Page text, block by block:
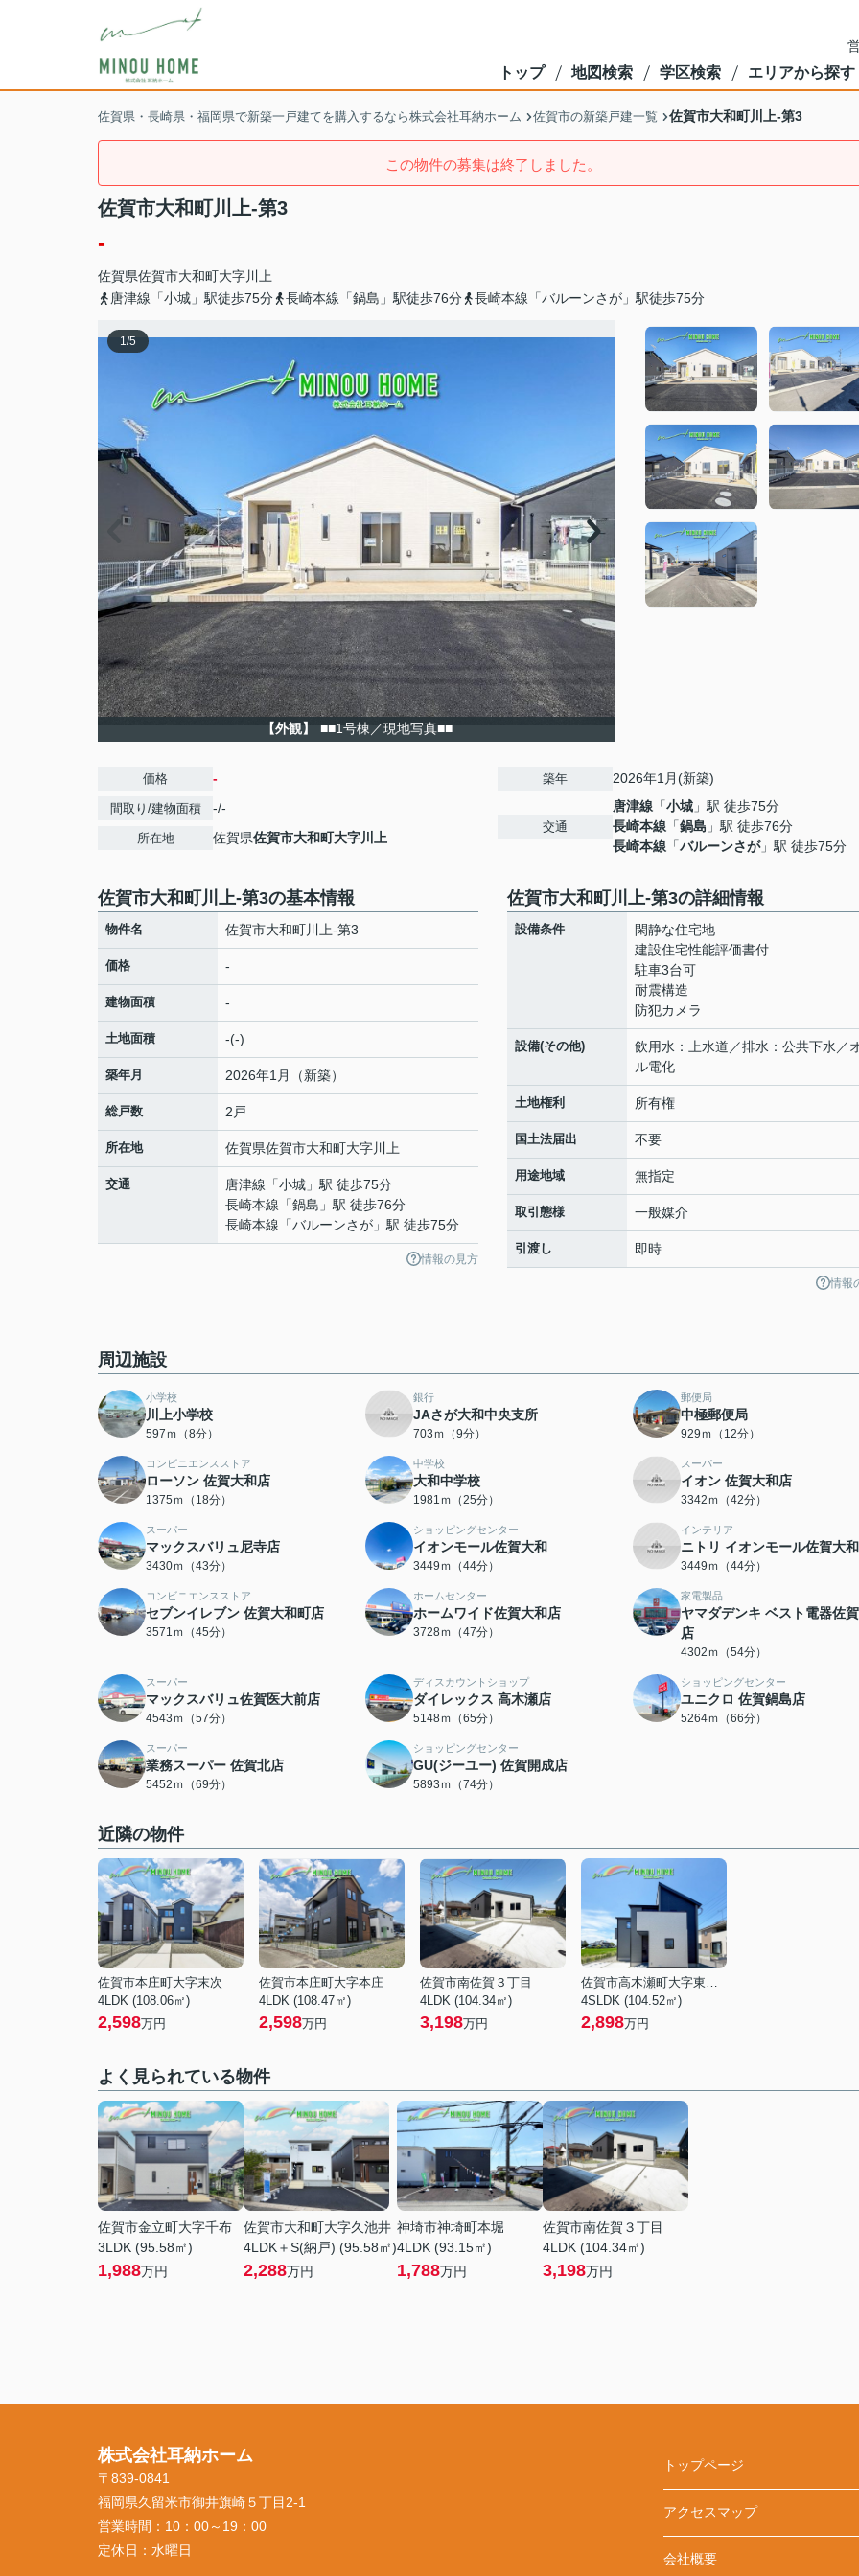
トップ 地図検索 学区検索 エリアから探す
佐賀県・長崎県・福岡県で新築一戸建てを購入するなら株式会社耳納ホーム 佐賀市の新築戸建一覧 佐賀市大和町川上-第3
この物件の募集は終了しました。
佐賀市大和町川上-第3
-
佐賀県佐賀市大和町大字川上
唐津線「小城」駅徒歩75分
長崎本線「鍋島」駅徒歩76分 長崎本線「バルーンさが」駅徒歩75分
1/5
【外観】 ■■1号棟／現地写真■■
価格 -
間取り/建物面積 -/-
所在地 佐賀県佐賀市大和町大字川上
築年 2026年1月(新築)
交通
唐津線 「小城 」駅 徒歩75分
長崎本線 「鍋島 」駅 徒歩76分
長崎本線 「バルーンさが」駅 徒歩75分
佐賀市大和町川上-第3の基本情報
物件名 佐賀市大和町川上-第3
価格 -
建物面積 -
土地面積 -(-)
築年月 2026年1月（新築）
総戸数 2戸
所在地 佐賀県佐賀市大和町大字川上
交通 唐津線 「小城 」駅 徒歩75分
長崎本線 「鍋島 」駅 徒歩76分
長崎本線 「バルーンさが 」駅 徒歩75分
情報の見方
佐賀市大和町川上-第3の詳細情報
設備条件
閑静な住宅地
建設住宅性能評価書付
駐車3台可
耐震構造
防犯カメラ
設備(その他)
飲用水：上水道／排水：公共下水／
ル電化
土地権利 所有権
国土法届出 不要
用途地域 無指定
取引態様 一般媒介
引渡し 即時
情報
周辺施設
小学校
川上小学校
597ｍ（8分）
銀行
JAさが大和中央支所
703ｍ（9分）
郵便局
中極郵便局
929ｍ（12分）
コンビニエンスストア
ローソン 佐賀大和店
1375ｍ（18分）
中学校
大和中学校
1981ｍ（25分）
スーパー
イオン 佐賀大和店
3342ｍ（42分）
スーパー
マックスバリュ尼寺店
3430ｍ（43分）
ショッピングセンター
イオンモール佐賀大和
3449ｍ（44分）
インテリア
ニトリ イオンモール佐賀大
3449ｍ（44分）
コンビニエンスストア
セブンイレブン 佐賀大和町店
3571ｍ（45分）
ホームセンター
ホームワイド佐賀大和店
3728ｍ（47分）
家電製品
ヤマダデンキ ベスト電器佐
店
4302ｍ（54分）
スーパー
マックスバリュ佐賀医大前店
4543ｍ（57分）
ディスカウントショップ
ダイレックス 高木瀬店
5148ｍ（65分）
ショッピングセンター
ユニクロ 佐賀鍋島店
5264ｍ（66分）
スーパー
業務スーパー 佐賀北店
5452ｍ（69分）
ショッピングセンター
GU(ジーユー) 佐賀開成店
5893ｍ（74分）
近隣の物件
佐賀市本庄町大字末次
4LDK (108.06㎡)
2,598万円
佐賀市本庄町大字本庄
4LDK (108.47㎡)
2,598万円
佐賀市南佐賀３丁目
4LDK (104.34㎡)
3,198万円
佐賀市高木瀬町大字東高木
4SLDK (104.52㎡)
2,898万円
よく見られている物件
佐賀市金立町大字千布
3LDK (95.58㎡)
1,988万円
佐賀市大和町大字久池井
4LDK＋S(納戸) (95.58㎡)
2,288万円
神埼市神埼町本堀
4LDK (93.15㎡)
1,788万円
佐賀市南佐賀３丁目
4LDK (104.34㎡)
3,198万円
株式会社耳納ホーム
〒839-0841
福岡県久留米市御井旗崎５丁目2-1
営業時間： 10：00～19：00
定休日： 水曜日
トップページ
アクセスマップ
会社概要